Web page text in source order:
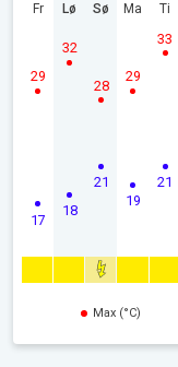
Fr
17
29
Lø
18
32
Sø
21
28
Ma
19
29
Ti
21
33
Max (°C)